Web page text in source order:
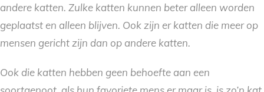
andere katten. Zulke katten kunnen beter alleen worden
geplaatst en alleen blijven. Ook zijn er katten die meer op
mensen gericht zijn dan op andere katten.
Ook die katten hebben geen behoefte aan een